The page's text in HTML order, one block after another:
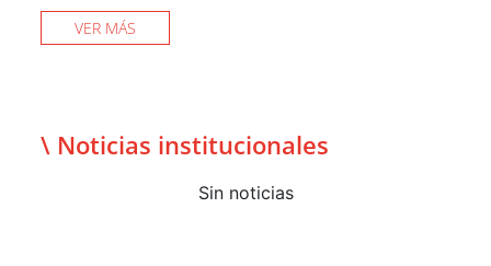
VER MÁS
\ Noticias institucionales
Sin noticias